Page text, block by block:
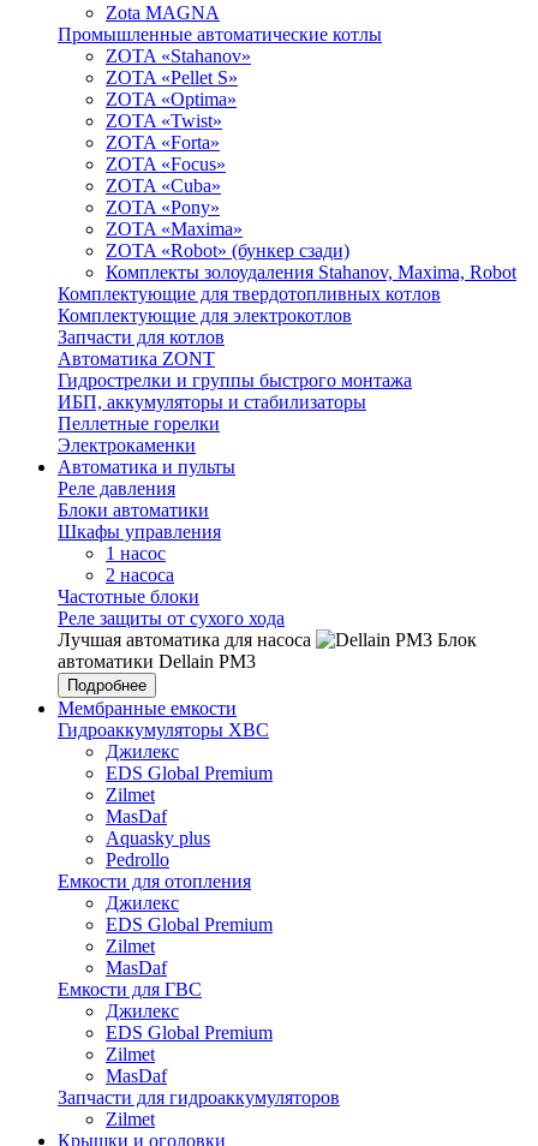
Zota MAGNA
Промышленные автоматические котлы
ZOTA «Stahanov»
ZOTA «Pellet S»
ZOTA «Optima»
ZOTA «Twist»
ZOTA «Forta»
ZOTA «Focus»
ZOTA «Cuba»
ZOTA «Pony»
ZOTA «Maxima»
ZOTA «Robot» (бункер сзади)
Комплекты золоудаления Stahanov, Maxima, Robot
Комплектующие для твердотопливных котлов
Комплектующие для электрокотлов
Запчасти для котлов
Автоматика ZONT
Гидрострелки и группы быстрого монтажа
ИБП, аккумуляторы и стабилизаторы
Пеллетные горелки
Электрокаменки
Автоматика и пульты
Реле давления
Блоки автоматики
Шкафы управления
1 насос
2 насоса
Частотные блоки
Реле защиты от сухого хода
Лучшая автоматика для насоса
Блок
автоматики Dellain PM3
Подробнее
Мембранные емкости
Гидроаккумуляторы ХВС
Джилекс
EDS Global Premium
Zilmet
MasDaf
Aquasky plus
Pedrollo
Емкости для отопления
Джилекс
EDS Global Premium
Zilmet
MasDaf
Емкости для ГВС
Джилекс
EDS Global Premium
Zilmet
MasDaf
Запчасти для гидроаккумуляторов
Zilmet
Крышки и оголовки